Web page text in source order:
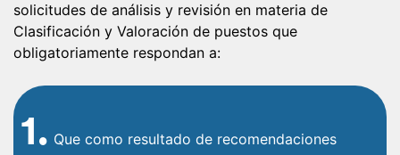
solicitudes de análisis y revisión en materia de
Clasificación y Valoración de puestos que
obligatoriamente respondan a:
1. Que como resultado de recomendaciones